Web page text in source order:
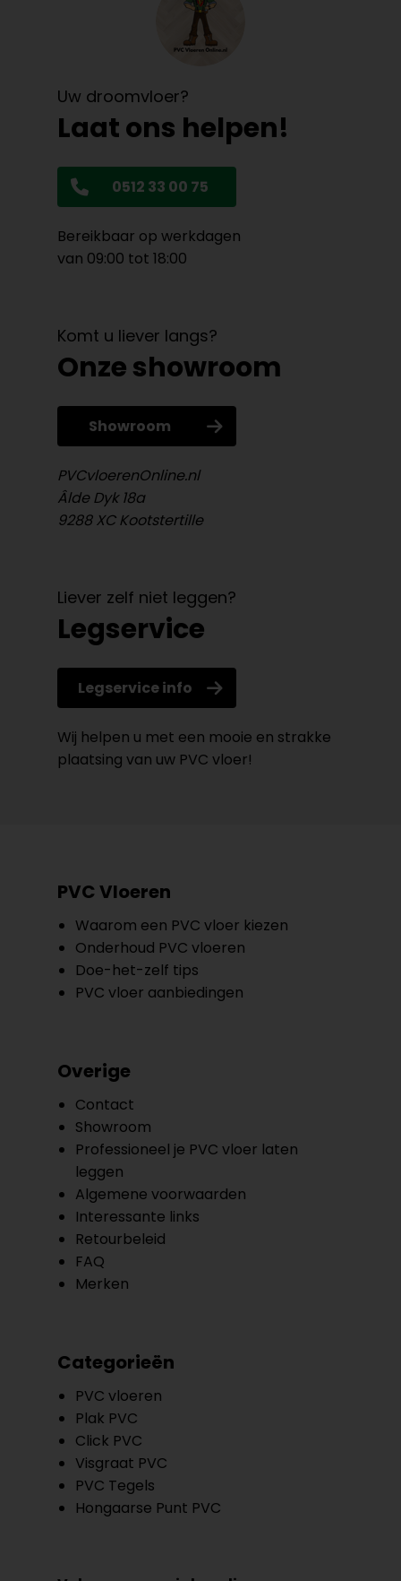
Uw droomvloer?
Laat ons helpen!
0512 33 00 75
Bereikbaar op werkdagen
van 09:00 tot 18:00
Komt u liever langs?
Onze showroom
Showroom
PVCvloerenOnline.nl
Âlde Dyk 18a
9288 XC Kootstertille
Liever zelf niet leggen?
Legservice
Legservice info
Wij helpen u met een mooie en strakke
plaatsing van uw PVC vloer!
PVC Vloeren
Waarom een PVC vloer kiezen
Onderhoud PVC vloeren
Doe-het-zelf tips
PVC vloer aanbiedingen
Overige
Contact
Showroom
Professioneel je PVC vloer laten
leggen
Algemene voorwaarden
Interessante links
Retourbeleid
FAQ
Merken
Categorieën
PVC vloeren
Plak PVC
Click PVC
Visgraat PVC
PVC Tegels
Hongaarse Punt PVC